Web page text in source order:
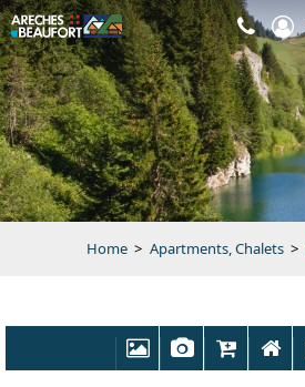
Home > Apartments, Chalets >